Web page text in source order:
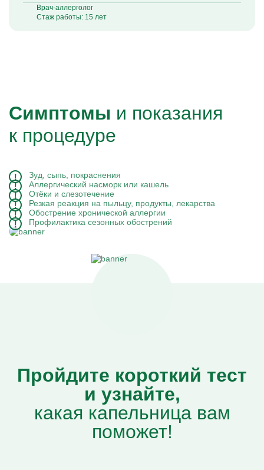
Врач-аллерголог
Стаж работы: 15 лет
Симптомы и показания
к процедуре
Зуд, сыпь, покраснения
Аллергический насморк или кашель
Отёки и слезотечение
Резкая реакция на пыльцу, продукты, лекарства
Обострение хронической аллергии
Профилактика сезонных обострений
Пройдите короткий тест
и узнайте,
какая капельница вам
поможет!